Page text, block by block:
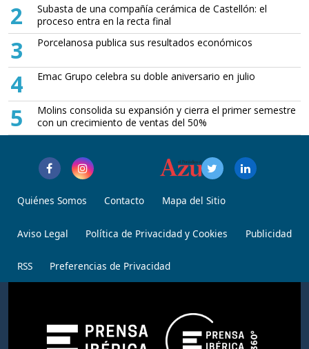
2
Subasta de una compañía cerámica de Castellón: el
proceso entra en la recta final
3 Porcelanosa publica sus resultados económicos
4 Emac Grupo celebra su doble aniversario en julio
5
Molins consolida su expansión y cierra el primer semestre
con un crecimiento de ventas del 50%
Quiénes Somos Contacto Mapa del Sitio
Aviso Legal Política de Privacidad y Cookies Publicidad
RSS Preferencias de Privacidad